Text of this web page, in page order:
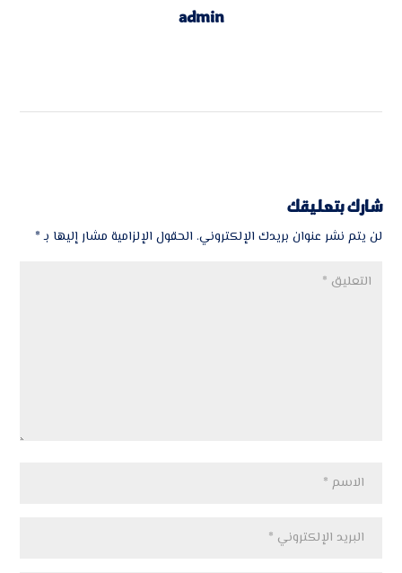
admin
شارك بتعليقك
لن يتم نشر عنوان بريدك الإلكتروني. الحقول الإلزامية مشار إليها بـ*